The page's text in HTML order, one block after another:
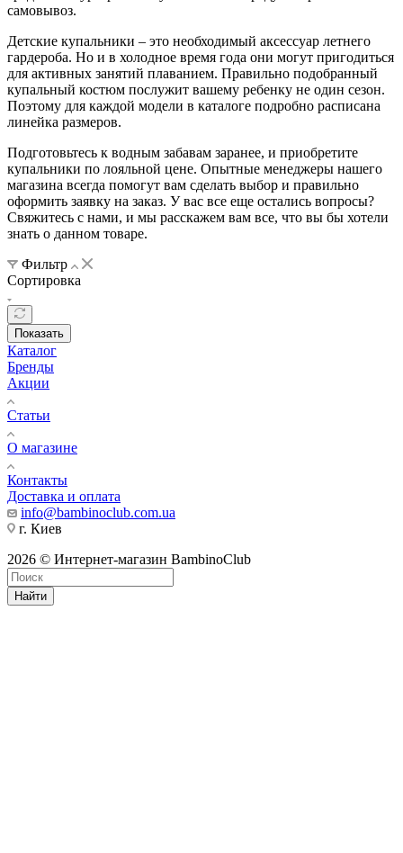
самовывоз.
Детские купальники – это необходимый аксессуар летнего
гардероба. Но и в холодное время года они могут пригодиться
для активных занятий плаванием. Правильно подобранный
купальный костюм послужит вашему ребенку не один сезон.
Поэтому для каждой модели в каталоге подробно расписана
линейка размеров.
Подготовьтесь к водным забавам заранее, и приобретите
купальники по лояльной цене. Опытные менеджеры нашего
магазина всегда помогут вам сделать выбор и правильно
оформить заявку на заказ. У вас все еще остались вопросы?
Свяжитесь с нами, и мы расскажем вам все, что вы бы хотели
знать о данном товаре.
Фильтр
Сортировка
Показать
Каталог
Бренды
Акции
Статьи
О магазине
Контакты
Доставка и оплата
info@bambinoclub.com.ua
г. Киев
2026 © Интернет-магазин BambinoClub
Найти